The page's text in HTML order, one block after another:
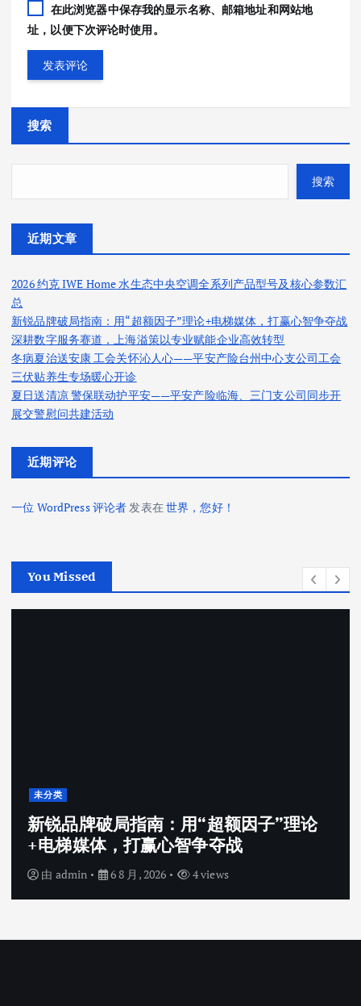
在此浏览器中保存我的显示名称、邮箱地址和网站地
址，以便下次评论时使用。
搜索
搜索
近期文章
2026 约克 IWE Home 水生态中央空调全系列产品型号及核心参数汇
总
新锐品牌破局指南：用“超额因子”理论+电梯媒体，打赢心智争夺战
深耕数字服务赛道，上海溢策以专业赋能企业高效转型
冬病夏治送安康 工会关怀沁人心——平安产险台州中心支公司工会
三伏贴养生专场暖心开诊
夏日送清凉 警保联动护平安——平安产险临海、三门支公司同步开
展交警慰问共建活动
近期评论
一位 WordPress 评论者发表在世界，您好！
You Missed
理论
深耕数字服务赛道，上海溢策以
能企业高效转型
由 admin 6 8 月, 2026